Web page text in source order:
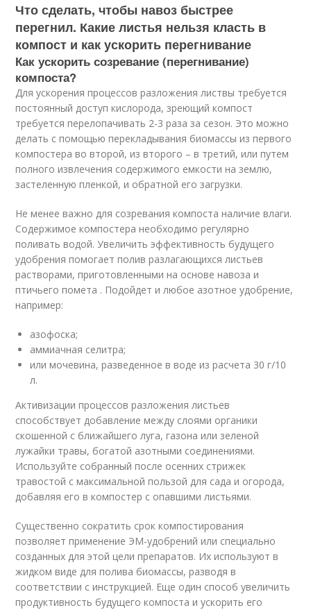
Что сделать, чтобы навоз быстрее
перегнил. Какие листья нельзя класть в
компост и как ускорить перегнивание
Как ускорить созревание (перегнивание)
компоста?
Для ускорения процессов разложения листвы требуется
постоянный доступ кислорода, зреющий компост
требуется перелопачивать 2-3 раза за сезон. Это можно
делать с помощью перекладывания биомассы из первого
компостера во второй, из второго – в третий, или путем
полного извлечения содержимого емкости на землю,
застеленную пленкой, и обратной его загрузки.
Не менее важно для созревания компоста наличие влаги.
Содержимое компостера необходимо регулярно
поливать водой. Увеличить эффективность будущего
удобрения помогает полив разлагающихся листьев
растворами, приготовленными на основе навоза и
птичьего помета . Подойдет и любое азотное удобрение,
например:
азофоска;
аммиачная селитра;
или мочевина, разведенное в воде из расчета 30 г/10
л.
Активизации процессов разложения листьев
способствует добавление между слоями органики
скошенной с ближайшего луга, газона или зеленой
лужайки травы, богатой азотными соединениями.
Используйте собранный после осенних стрижек
травостой с максимальной пользой для сада и огорода,
добавляя его в компостер с опавшими листьями.
Существенно сократить срок компостирования
позволяет применение ЭМ-удобрений или специально
созданных для этой цели препаратов. Их используют в
жидком виде для полива биомассы, разводя в
соответствии с инструкцией. Еще один способ увеличить
продуктивность будущего компоста и ускорить его